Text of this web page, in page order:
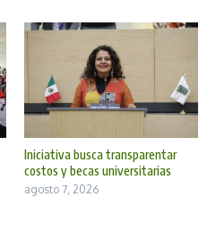
Iniciativa busca transparentar
costos y becas universitarias
agosto 7, 2026